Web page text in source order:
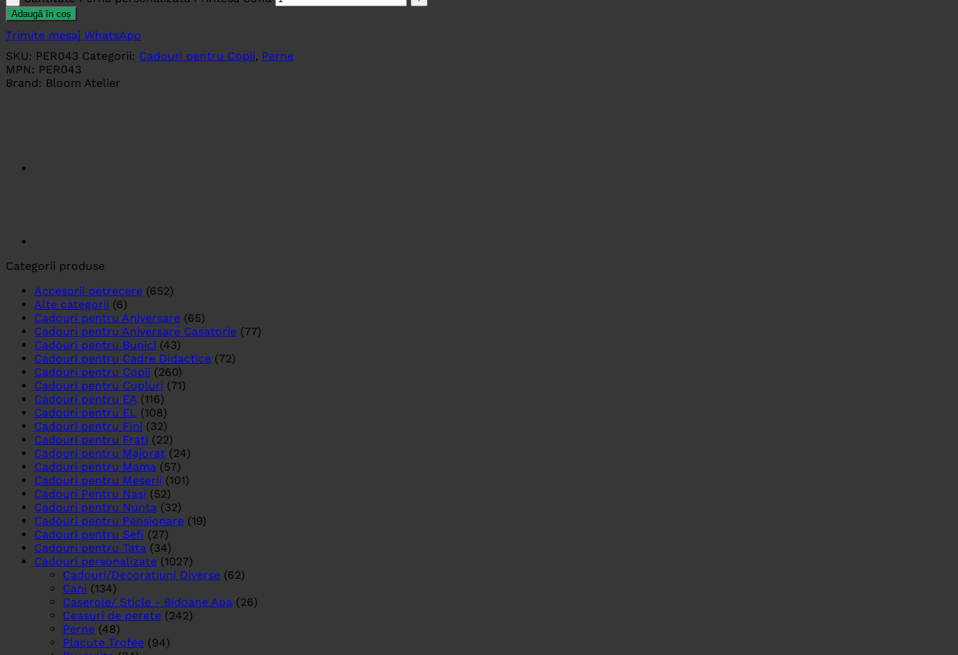
Adaugă în coș
Trimite mesaj WhatsApp
SKU: PER043 Categorii: Cadouri pentru Copii, Perne
MPN: PER043
Brand: Bloom Atelier
Categorii produse
Accesorii petrecere (652)
Alte categorii (6)
Cadouri pentru Aniversare (65)
Cadouri pentru Aniversare Casatorie (77)
Cadouri pentru Bunici (43)
Cadouri pentru Cadre Didactice (72)
Cadouri pentru Copii (260)
Cadouri pentru Cupluri (71)
Cadouri pentru EA (116)
Cadouri pentru EL (108)
Cadouri pentru Fini (32)
Cadouri pentru Frati (22)
Cadouri pentru Majorat (24)
Cadouri pentru Mama (57)
Cadouri pentru Meserii (101)
Cadouri Pentru Nasi (52)
Cadouri pentru Nunta (32)
Cadouri pentru Pensionare (19)
Cadouri pentru Sefi (27)
Cadouri pentru Tata (34)
Cadouri personalizate (1027)
Cadouri/Decoratiuni Diverse (62)
Cani (134)
Caserole/ Sticle - Bidoane Apa (26)
Ceasuri de perete (242)
Perne (48)
Placute Trofee (94)